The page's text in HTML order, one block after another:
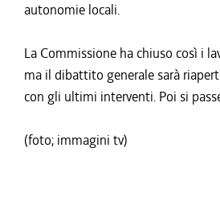
autonomie locali.
La Commissione ha chiuso così i
ma il dibattito generale sarà
con gli ultimi interventi. Poi si
(foto; immagini tv)